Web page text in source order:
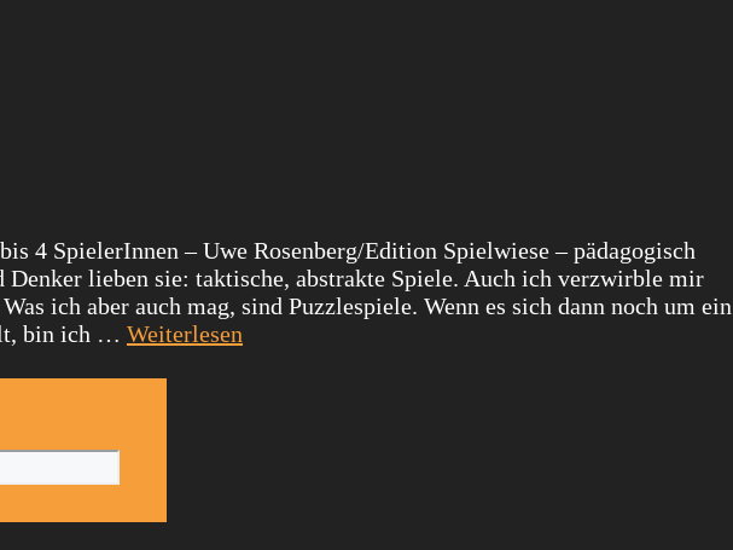
4 SpielerInnen – Uwe Rosenberg/Edition Spielwiese – pädagogisch
lieben sie: taktische, abstrakte Spiele. Auch ich verzwirble mir
ich aber auch mag, sind Puzzlespiele. Wenn es sich dann noch um ein
bin ich … Weiterlesen